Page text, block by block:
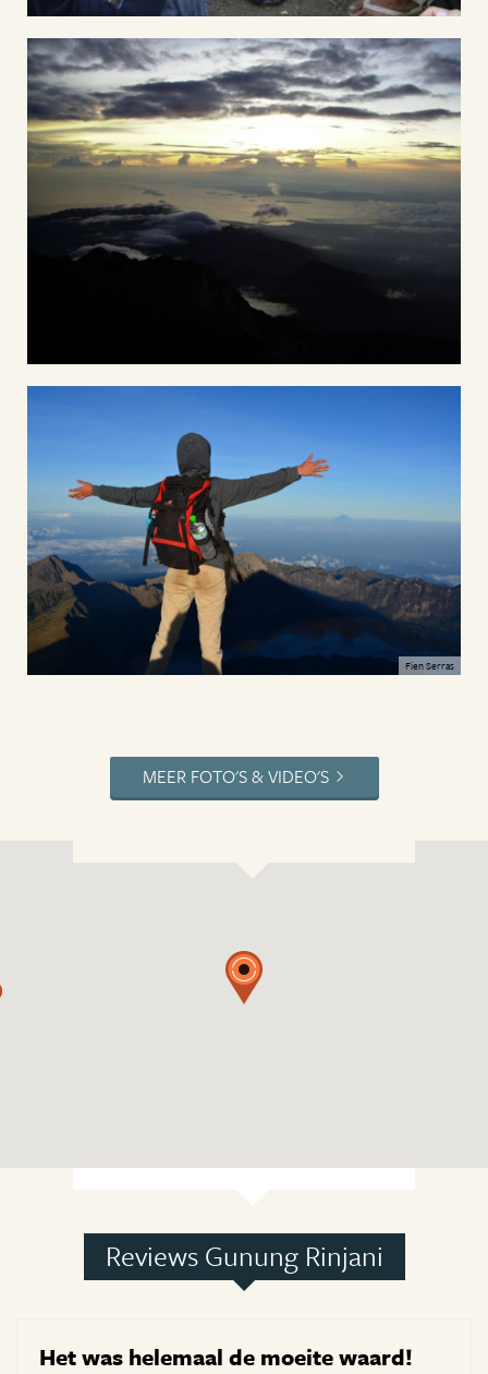
Fien Serras
MEER FOTO'S & VIDEO'S
Reviews Gunung Rinjani
Het was helemaal de moeite waard!